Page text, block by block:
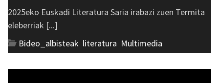
2025eko Euskadi Literatura Saria irabazi zuen Termita
eleberriak [...]
Bideo_albisteak literatura Multimedia